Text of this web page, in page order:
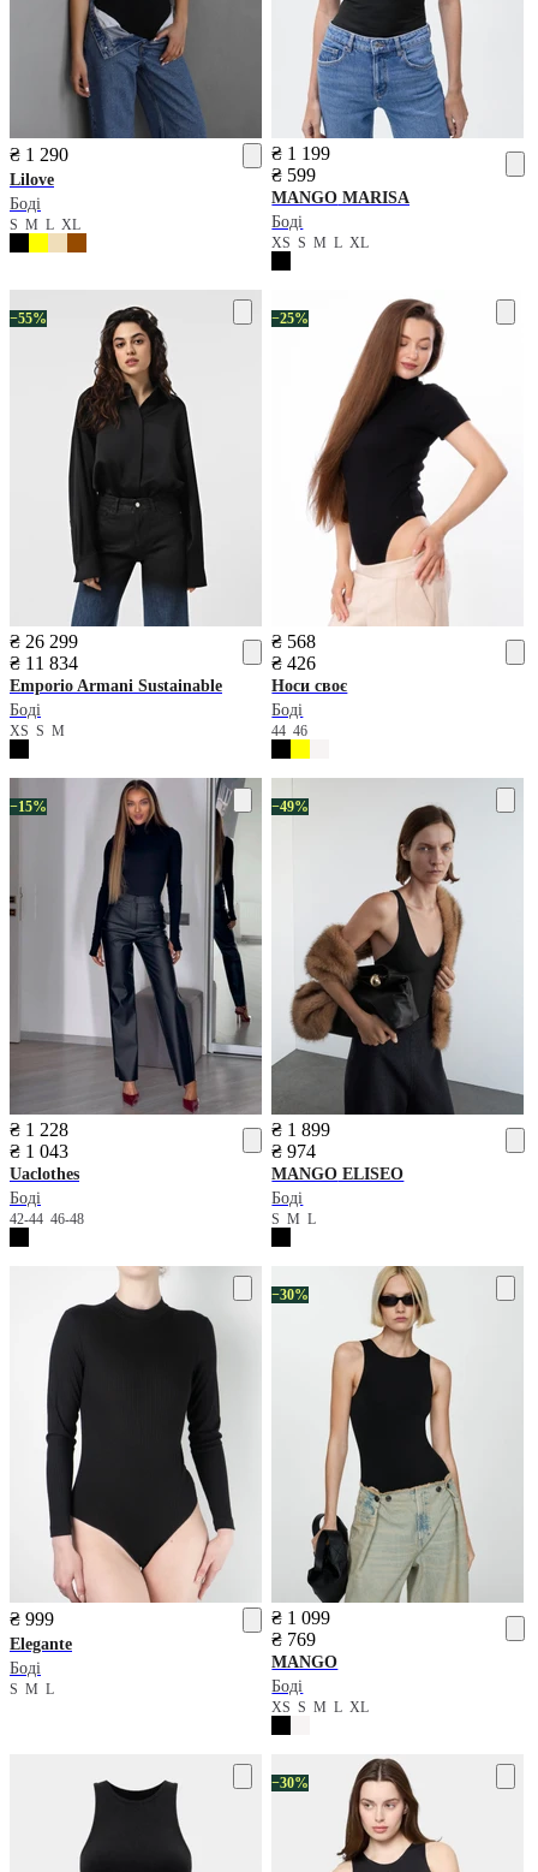
₴ 1 290
Lilove
Боді
S M L XL
₴ 1 199
₴ 599
MANGO MARISA
Боді
XSSMLXL
−55%
₴ 26 299
₴ 11 834
Emporio Armani Sustainable
Боді
XS S M
−25%
₴ 568
₴ 426
Носи своє
Боді
4446
−15%
₴ 1 228
₴ 1 043
Uaclothes
Боді
42-44 46-48
−49%
₴ 1 899
₴ 974
MANGO ELISEO
Боді
SML
₴ 999
Elegante
Боді
S M L
−30%
₴ 1 099
₴ 769
MANGO
Боді
XSSMLXL
−30%